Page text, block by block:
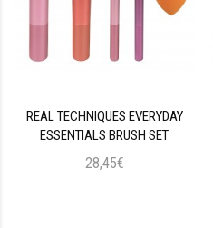
REAL TECHNIQUES EVERYDAY
ESSENTIALS BRUSH SET
28,45€